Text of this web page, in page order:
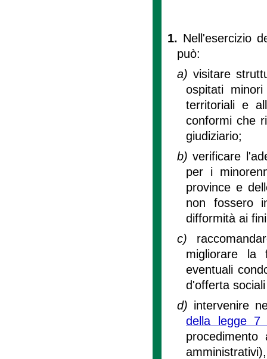
1. Nell'esercizio
può:
a) visitare
ospitati
territoriali e
conformi che
giudiziario;
b)verificare
per i
province e
non fossero
difformità ai
c)
migliorare la
eventuali
d'offerta
d) intervenire
della legge 7